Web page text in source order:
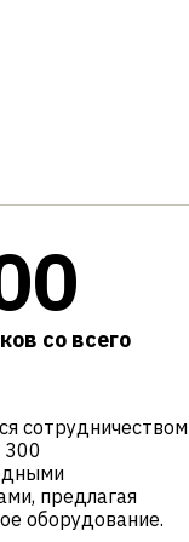
со всего
сотрудничеством
300
предлагая
оборудование.